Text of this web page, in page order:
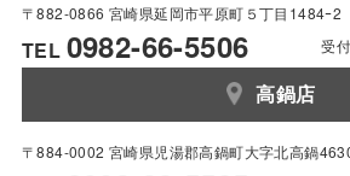
〒882-0866 宮崎県延岡市平原町５丁目1484ｰ2
TEL 0982-66-5506 受
高鍋店
〒884-0002 宮崎県児湯郡高鍋町大字北高鍋